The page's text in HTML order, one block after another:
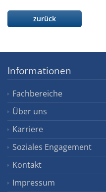
zurück
Informationen
Fachbereiche
Über uns
Karriere
Soziales Engagement
Kontakt
Impressum